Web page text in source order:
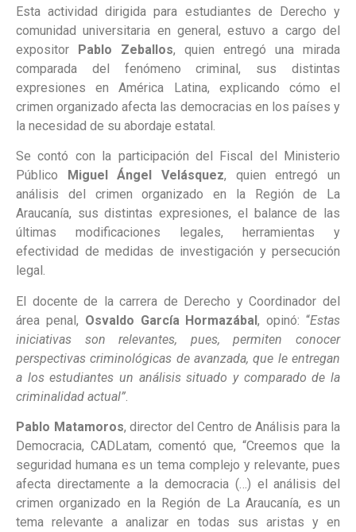
Esta actividad dirigida para estudiantes de Derecho y
comunidad universitaria en general, estuvo a cargo del
expositor Pablo Zeballos, quien entregó una mirada
comparada del fenómeno criminal, sus distintas
expresiones en América Latina, explicando cómo el
crimen organizado afecta las democracias en los países y
la necesidad de su abordaje estatal.
Se contó con la participación del Fiscal del Ministerio
Público
Miguel Ángel Velásquez, quien entregó un
análisis del crimen organizado en la Región de La
Araucanía, sus distintas expresiones, el balance de las
últimas modificaciones legales, herramientas y
efectividad de medidas de investigación y persecución
legal.
El docente de la carrera de Derecho y Coordinador del
área penal, Osvaldo García Hormazábal, opinó: “Estas
iniciativas son relevantes, pues, permiten conocer
perspectivas criminológicas de avanzada, que le entregan
a los estudiantes un análisis situado y comparado de la
criminalidad actual”
Pablo Matamoros, director del Centro de Análisis para la
Democracia, CADLatam, comentó que, “Creemos que la
seguridad humana es un tema complejo y relevante, pues
afecta directamente a la democracia (…) el análisis del
crimen organizado en la Región de La Araucanía, es un
tema relevante a analizar en todas sus aristas y en